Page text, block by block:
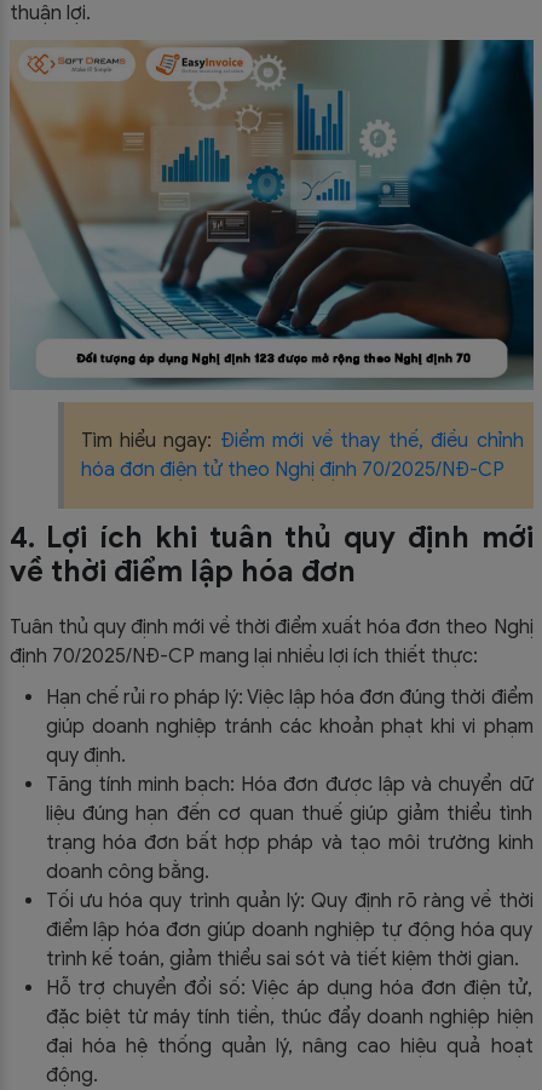
thuận lợi.
Tìm hiểu ngay: Điểm mới về thay thế, điều chỉnh
hóa đơn điện tử theo Nghị định 70/2025/NĐ-CP
4. Lợi ích khi tuân thủ quy định mới
về thời điểm lập hóa đơn
Tuân thủ quy định mới về thời điểm xuất hóa đơn theo Nghị
định 70/2025/NĐ-CP mang lại nhiều lợi ích thiết thực:
Hạn chế rủi ro pháp lý: Việc lập hóa đơn đúng thời điểm
giúp doanh nghiệp tránh các khoản phạt khi vi phạm
quy định.
Tăng tính minh bạch: Hóa đơn được lập và chuyển dữ
liệu đúng hạn đến cơ quan thuế giúp giảm thiểu tình
trạng hóa đơn bất hợp pháp và tạo môi trường kinh
doanh công bằng.
Tối ưu hóa quy trình quản lý: Quy định rõ ràng về thời
điểm lập hóa đơn giúp doanh nghiệp tự động hóa quy
trình kế toán, giảm thiểu sai sót và tiết kiệm thời gian.
Hỗ trợ chuyển đổi số: Việc áp dụng hóa đơn điện tử,
đặc biệt từ máy tính tiền, thúc đẩy doanh nghiệp hiện
đại hóa hệ thống quản lý, nâng cao hiệu quả hoạt
động.